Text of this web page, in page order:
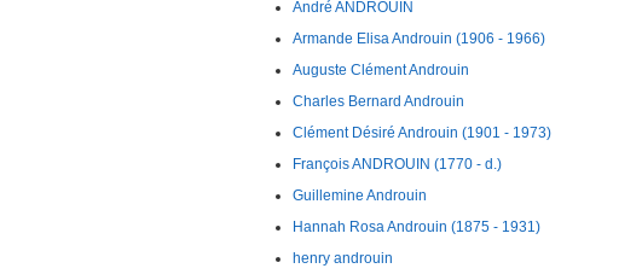
André ANDROUIN
Armande Elisa Androuin (1906 - 1966)
Auguste Clément Androuin
Charles Bernard Androuin
Clément Désiré Androuin (1901 - 1973)
François ANDROUIN (1770 - d.)
Guillemine Androuin
Hannah Rosa Androuin (1875 - 1931)
henry androuin